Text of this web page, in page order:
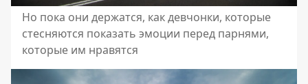
Но пока они держатся, как девчонки, которые
стесняются показать эмоции перед парнями,
которые им нравятся